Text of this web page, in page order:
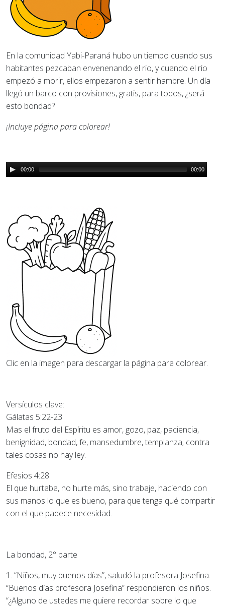
En la comunidad Yabi-Paraná hubo un tiempo cuando sus
habitantes pezcaban envenenando el rio, y cuando el rio
empezó a morir, ellos empezaron a sentir hambre. Un día
llegó un barco con provisiones, gratis, para todos, ¿será
esto bondad?
¡Incluye página para colorear!
00:00 00:00
Clic en la imagen para descargar la página para colorear.
Versículos clave:
Gálatas 5:22-23
Mas el fruto del Espíritu es amor, gozo, paz, paciencia,
benignidad, bondad, fe, mansedumbre, templanza; contra
tales cosas no hay ley.
Efesios 4:28
El que hurtaba, no hurte más, sino trabaje, haciendo con
sus manos lo que es bueno, para que tenga qué compartir
con el que padece necesidad.
La bondad, 2° parte
1. “Niños, muy buenos días”, saludó la profesora Josefina.
“Buenos días profesora Josefina” respondieron los niños.
“¿Alguno de ustedes me quiere recordar sobre lo que